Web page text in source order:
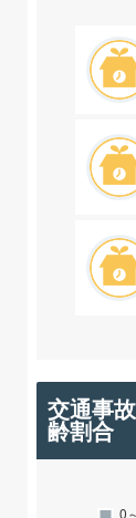
交通事
齢割合